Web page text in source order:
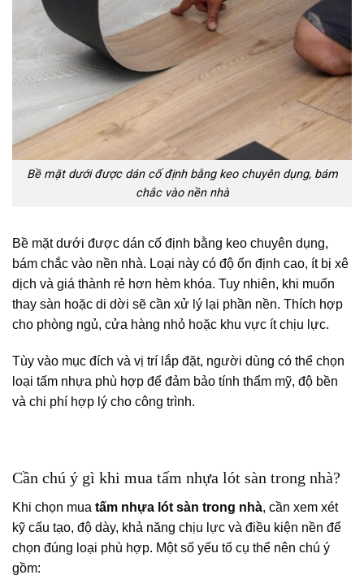
Bề mặt dưới được dán cố định bằng keo chuyên dụng, bám
chắc vào nền nhà
Bề mặt dưới được dán cố định bằng keo chuyên dụng,
bám chắc vào nền nhà. Loại này có độ ổn định cao, ít bị xê
dịch và giá thành rẻ hơn hèm khóa. Tuy nhiên, khi muốn
thay sàn hoặc di dời sẽ cần xử lý lại phần nền. Thích hợp
cho phòng ngủ, cửa hàng nhỏ hoặc khu vực ít chịu lực.
Tùy vào mục đích và vị trí lắp đặt, người dùng có thể chọn
loại tấm nhựa phù hợp để đảm bảo tính thẩm mỹ, độ bền
và chi phí hợp lý cho công trình.
Cần chú ý gì khi mua tấm nhựa lót sàn trong nhà?
Khi chọn mua tấm nhựa lót sàn trong nhà, cần xem xét
kỹ cấu tạo, độ dày, khả năng chịu lực và điều kiện nền để
chọn đúng loại phù hợp. Một số yếu tố cụ thể nên chú ý
gồm: